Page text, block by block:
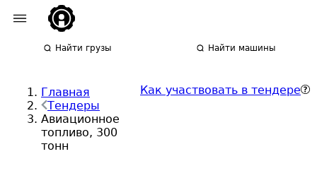
Найти грузы Найти машины
Главная
Тендеры
Авиационное
топливо, 300
тонн
Как участвовать в тендере